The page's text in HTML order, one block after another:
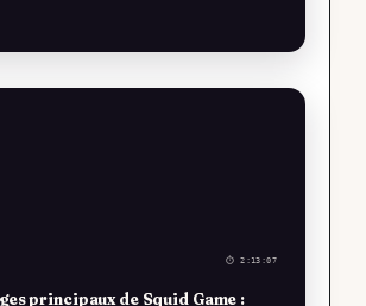
⏱ 2:13:07
principaux de Squid Game :